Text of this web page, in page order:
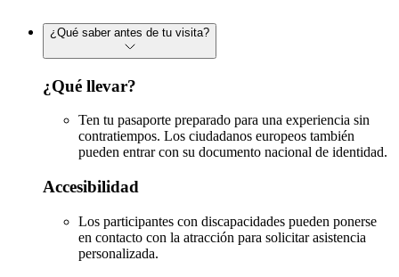
¿Qué saber antes de tu visita?
¿Qué llevar?
Ten tu pasaporte preparado para una experiencia sin
contratiempos. Los ciudadanos europeos también
pueden entrar con su documento nacional de identidad.
Accesibilidad
Los participantes con discapacidades pueden ponerse
en contacto con la atracción para solicitar asistencia
personalizada.